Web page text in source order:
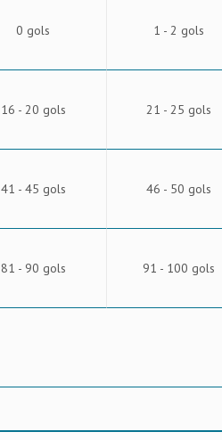
0 gols 1 - 2 gols
16 - 20 gols 21 - 25 gols
41 - 45 gols 46 - 50 gols
81 - 90 gols 91 - 100 gols